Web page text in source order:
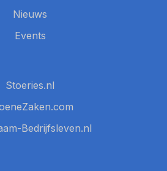
Nieuws
Events
Stoeries.nl
Bedrijfsleven.nl